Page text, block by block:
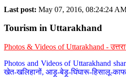
Last post: May 07, 2016, 08:24:24
Tourism in Uttarakhand
Photos & Videos of Uttarakhand -
Photos and Videos of Uttarakhand
खेत-खलिहानों, आड़ू-बेड़ू-घिंघारू-हिसालू-